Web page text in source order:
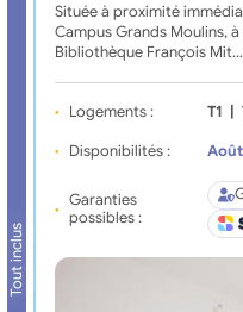
Tout inclus
Située à proximité
Campus Grands Moulins,
Bibliothèque François Mit…
Logements : T1 |
Disponibilités :
Garanties
possibles :